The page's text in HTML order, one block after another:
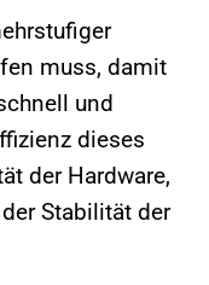
muss, damit
und
dieses
der Hardware,
Stabilität der